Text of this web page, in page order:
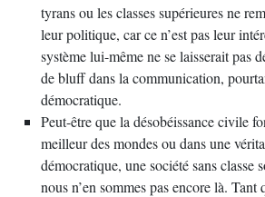
tyrans ou les classes supérieures ne
leur politique, car ce n’est pas leur
système lui-même ne se laisserait pas
de bluff dans la communication,
démocratique.
Peut-être que la désobéissance civile
meilleur des mondes ou dans une
démocratique, une société sans classe
nous n’en sommes pas encore là. Tant